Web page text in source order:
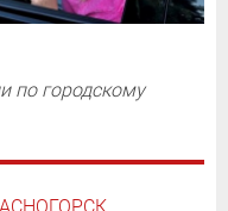
по городскому